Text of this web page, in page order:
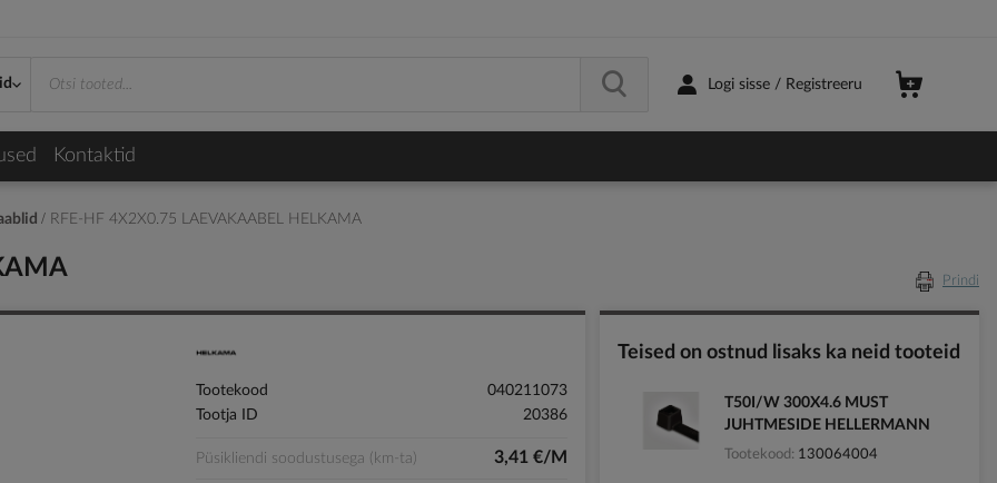
Logi sisse / Registreeru
Kontaktid
RFE-HF 4X2X0.75 LAEVAKAABEL HELKAMA
Prindi
Tootekood
040211073
Tootja ID
20386
Püsikliendi soodustusega (km-ta) 3,41 €/M
Teised on ostnud lisaks ka neid tooteid
T50I/W 300X4.6 MUST
JUHTMESIDE HELLERMANN
Tootekood 130064004